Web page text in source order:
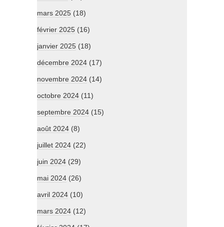
mars 2025 (18)
février 2025 (16)
janvier 2025 (18)
décembre 2024 (17)
novembre 2024 (14)
octobre 2024 (11)
septembre 2024 (15)
août 2024 (8)
juillet 2024 (22)
juin 2024 (29)
mai 2024 (26)
avril 2024 (10)
mars 2024 (12)